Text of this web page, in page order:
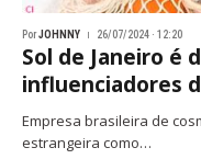
PorJOHNNY 26/07/2024 · 12:20
Sol de Janeiro é
influenciadores
Empresa brasileira de
estrangeira como…